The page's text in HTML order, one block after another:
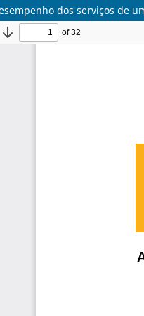
dos serviços de